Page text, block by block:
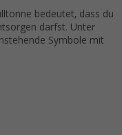
bedeutet, dass du
darfst. Unter
Symbole mit